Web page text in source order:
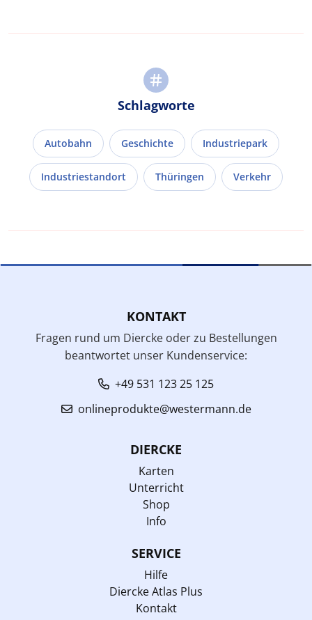
Schlagworte
Autobahn Geschichte Industriepark
Industriestandort Thüringen Verkehr
KONTAKT
Fragen rund um Diercke oder zu Bestellungen
beantwortet unser Kundenservice:
+49 531 123 25 125
onlineprodukte@westermann.de
DIERCKE
Karten
Unterricht
Shop
Info
SERVICE
Hilfe
Diercke Atlas Plus
Kontakt